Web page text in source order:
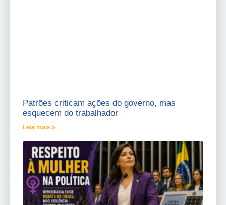
Patrões criticam ações do governo, mas
esquecem do trabalhador
Leia mais »